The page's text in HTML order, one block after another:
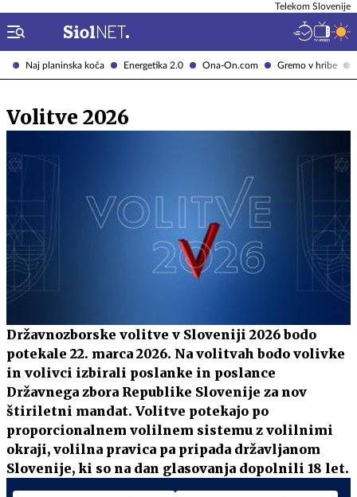
Naj planinska koča Energetika 2.0 Ona-On.com Gremo v hribe
Telekom Slovenije
Volitve 2026
Državnozborske volitve v Sloveniji 2026 bodo
potekale 22. marca 2026. Na volitvah bodo volivke
in volivci izbirali poslanke in poslance
Državnega zbora Republike Slovenije za nov
štiriletni mandat. Volitve potekajo po
proporcionalnem volilnem sistemu z volilnimi
okraji, volilna pravica pa pripada državljanom
Slovenije, ki so na dan glasovanja dopolnili 18 let.